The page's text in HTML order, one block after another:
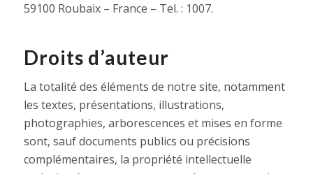
59100 Roubaix – France – Tel. : 1007.
Droits d’auteur
La totalité des éléments de notre site, notamment
les textes, présentations, illustrations,
photographies, arborescences et mises en forme
sont, sauf documents publics ou précisions
complémentaires, la propriété intellectuelle